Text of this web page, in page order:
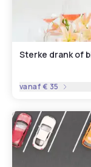
Sterke drank of
vanaf€ 35